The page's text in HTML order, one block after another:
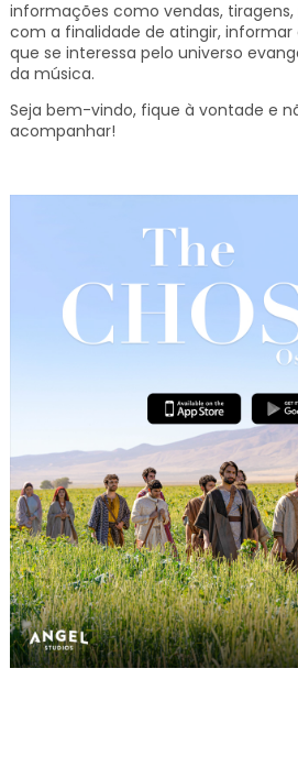
informações como vendas,
com a finalidade de atingir, informar
que se interessa pelo universo
da música.
Seja bem-vindo, fique à vontade e
acompanhar!